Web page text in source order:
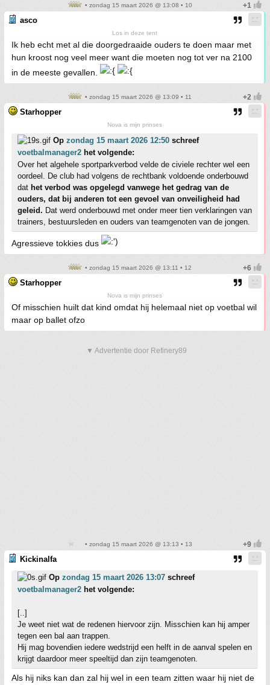
• zondag 15 maart 2026 @ 13:08 • 10
asco
Los in deze tent
Ik heb echt met al die doorgedraaide ouders te doen maar met
hun kroost nog veel meer want die moeten nog tot ver na 2100
in de meeste gevallen.
• zondag 15 maart 2026 @ 13:09 • 11
Starhopper
Nova is mijn prinses
Op zondag 15 maart 2026 12:50 schreef
voetbalmanager2 het volgende:
Over het algehele sportparkverbod velde de civiele rechter wel een
oordeel. De club had volgens de rechtbank voldoende onderbouwd
dat het verbod was opgelegd vanwege het gedrag van de
ouders, dat bij anderen tot een gevoel van onveiligheid had
geleid. Dat werd onderbouwd met onder meer tien verklaringen van
trainers, bestuursleden en ouders van teamgenoten van de jongen.
Agressieve tokkies dus
• zondag 15 maart 2026 @ 13:11 • 12
Starhopper
Nova is mijn prinses
Of misschien huilt dat kind omdat hij helemaal niet op voetbal wil
maar op ballet ofzo
▼ Advertentie door Refinery89
• zondag 15 maart 2026 @ 13:13 • 13
Kickinalfa
Op zondag 15 maart 2026 13:07 schreef
voetbalmanager2 het volgende:
[..]
Je weet niet wat de redenen hiervoor zijn. Misschien kan hij amper
tegen een bal aan trappen.
Hij mag bovendien iedere wedstrijd een helft in de aanval spelen en
krijgt daardoor meer speeltijd dan zijn teamgenoten.
Als hij niks kan dan zal hij wel in een team zitten waar hij niet de